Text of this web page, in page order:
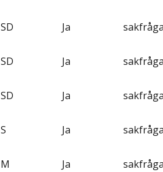
SD Ja
SD Ja
SD Ja
S Ja
M Ja